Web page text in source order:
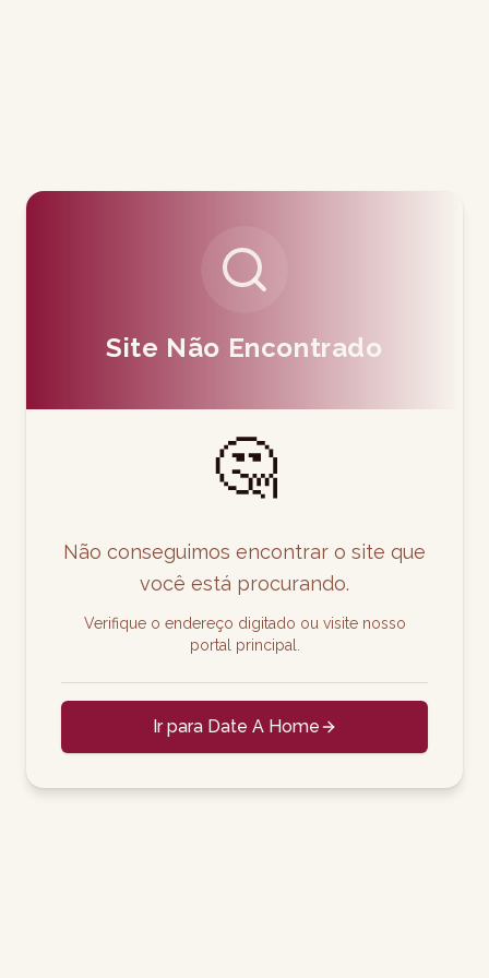
Site Não Encontrado
🤔
Não conseguimos encontrar o site que
você está procurando.
Verifique o endereço digitado ou visite nosso
portal principal.
Ir para Date A Home